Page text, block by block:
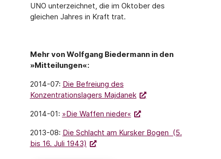
UNO unterzeichnet, die im Oktober des
gleichen Jahres in Kraft trat.
Mehr von Wolfgang Biedermann in den
»Mitteilungen«:
2014-07: Die Befreiung des
Konzentrationslagers Majdanek
2014-01: »Die Waffen nieder«
2013-08: Die Schlacht am Kursker Bogen (5.
bis 16. Juli 1943)